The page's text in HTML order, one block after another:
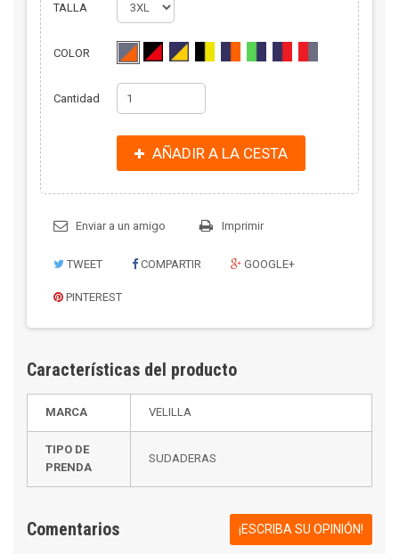
TALLA
COLOR
Cantidad
AÑADIR A LA CESTA
Enviar a un amigo Imprimir
TWEET COMPARTIR GOOGLE+
PINTEREST
Características del producto
MARCA VELILLA
TIPO DE
PRENDA
SUDADERAS
Comentarios ¡ESCRIBA SU OPINIÓN!